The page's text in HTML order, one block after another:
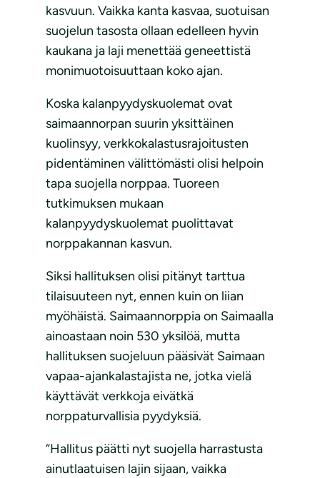
kasvuun. Vaikka kanta kasvaa, suotuisan
suojelun tasosta ollaan edelleen hyvin
kaukana ja laji menettää geneettistä
monimuotoisuuttaan koko ajan.
Koska kalanpyydyskuolemat ovat
saimaannorpan suurin yksittäinen
kuolinsyy, verkkokalastusrajoitusten
pidentäminen välittömästi olisi helpoin
tapa suojella norppaa. Tuoreen
tutkimuksen mukaan
kalanpyydyskuolemat puolittavat
norppakannan kasvun.
Siksi hallituksen olisi pitänyt tarttua
tilaisuuteen nyt, ennen kuin on liian
myöhäistä. Saimaannorppia on Saimaalla
ainoastaan noin 530 yksilöä, mutta
hallituksen suojeluun pääsivät Saimaan
vapaa-ajankalastajista ne, jotka vielä
käyttävät verkkoja eivätkä
norppaturvallisia pyydyksiä.
“Hallitus päätti nyt suojella harrastusta
ainutlaatuisen lajin sijaan, vaikka